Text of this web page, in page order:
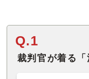
Q.1
裁判官が着る